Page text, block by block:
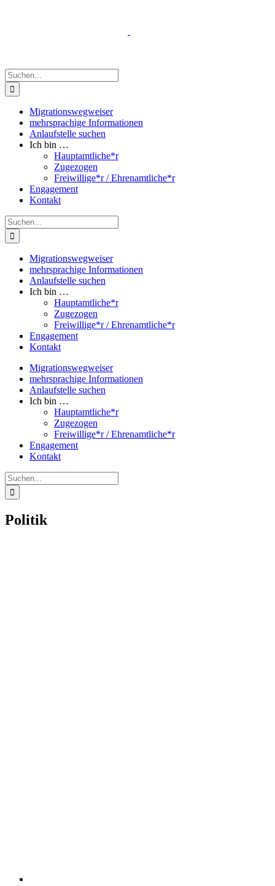
Suche
nach:
Migrationswegweiser
mehrsprachige Informationen
Anlaufstelle suchen
Ich bin …
Hauptamtliche*r
Zugezogen
Freiwillige*r / Ehrenamtliche*r
Engagement
Kontakt
Suche
nach:
Migrationswegweiser
mehrsprachige Informationen
Anlaufstelle suchen
Ich bin …
Hauptamtliche*r
Zugezogen
Freiwillige*r / Ehrenamtliche*r
Engagement
Kontakt
Migrationswegweiser
mehrsprachige Informationen
Anlaufstelle suchen
Ich bin …
Hauptamtliche*r
Zugezogen
Freiwillige*r / Ehrenamtliche*r
Engagement
Kontakt
Suche
nach:
Politik